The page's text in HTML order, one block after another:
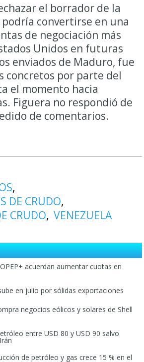
el borrador de la
convertirse en una
de negociación más
Unidos en futuras
enviados de Maduro, fue
concretos por parte del
el momento hacia
Figuera no respondió de
de comentarios.
DE CRUDO
CRUDO VENEZUELA
acuerdan aumentar cuotas en
en julio por sólidas exportaciones
negocios eólicos y solares de Shell
entre USD 80 y USD 90 salvo
de petróleo y gas crece 15 % en el